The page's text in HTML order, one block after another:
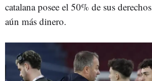
catalana posee el 50% de sus
aún más dinero.